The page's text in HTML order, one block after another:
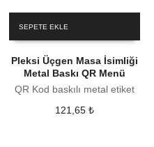
SEPETE EKLE
Pleksi Üçgen Masa İsimliği
Metal Baskı QR Menü
QR Kod baskılı metal etiket
121,65₺